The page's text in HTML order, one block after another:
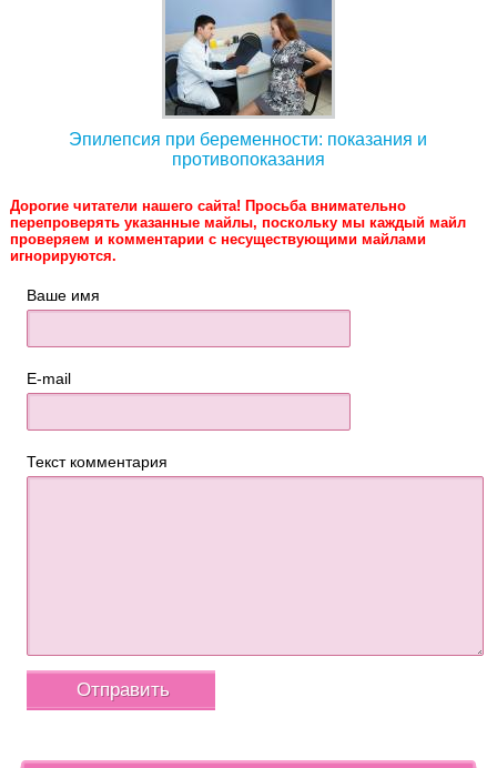
Эпилепсия при беременности: показания и
противопоказания
Дорогие читатели нашего сайта! Просьба внимательно
перепроверять указанные майлы, поскольку мы каждый майл
проверяем и комментарии с несуществующими майлами
игнорируются.
Ваше имя
E-mail
Текст комментария